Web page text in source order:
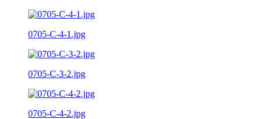
0705-C-4-1.jpg
0705-C-3-2.jpg
0705-C-4-2.jpg